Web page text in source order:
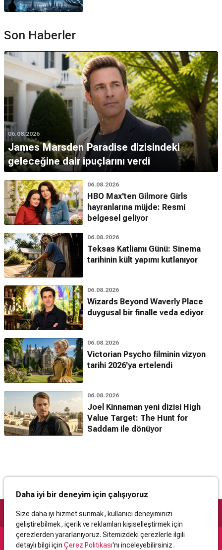
Son Haberler
06.08.2026
James Marsden Paradise dizisindeki
geleceğine dair ipuçlarını verdi
06.08.2026
HBO Max'ten Gilmore Girls
hayranlarına müjde: Resmi
belgesel geliyor
06.08.2026
Teksas Katliamı Günü: Sinema
tarihinin kült yapımı kutlanıyor
06.08.2026
Wizards Beyond Waverly Place
duygusal bir finalle veda ediyor
06.08.2026
Victorian Psycho filminin vizyon
tarihi 2026'ya ertelendi
06.08.2026
Joel Kinnaman yeni dizisi High
Value Target: The Hunt for
Saddam ile dönüyor
Daha iyi bir deneyim için çalışıyoruz
Size daha iyi hizmet sunmak, kullanıcı deneyiminizi
geliştirebilmek, içerik ve reklamları kişiselleştirmek için
çerezlerden yararlanıyoruz. Sitemizdeki çerezlerle ilgili
detaylı bilgi için Çerez Politikası'nı inceleyebilirsiniz.